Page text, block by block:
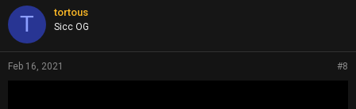
T tortous
Sicc OG
Feb 16, 2021 #8